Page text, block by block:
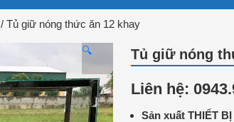
/ Tủ giữ nóng thức ăn 12 khay
🔍 Tủ giữ nóng
Liên hệ:
Sản xuất THIẾT